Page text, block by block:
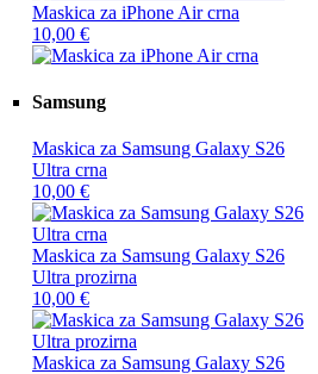
Maskica za iPhone Air crna
10,00 €
Samsung
Maskica za Samsung Galaxy S26
Ultra crna
10,00 €
Maskica za Samsung Galaxy S26
Ultra prozirna
10,00 €
Maskica za Samsung Galaxy S26